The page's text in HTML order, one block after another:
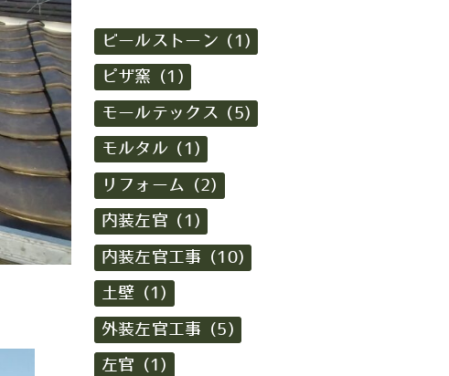
ビールストーン (1)
ピザ窯 (1)
モールテックス (5)
モルタル (1)
リフォーム (2)
内装左官 (1)
内装左官工事 (10)
土壁 (1)
外装左官工事 (5)
左官 (1)